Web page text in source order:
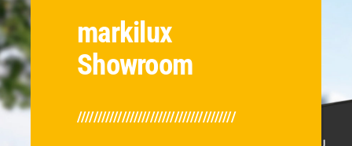
markilux
Showroom
///////////////////////////////////////